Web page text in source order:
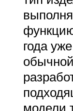
года
модели